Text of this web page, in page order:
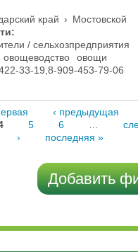
край › Мостовской
/ сельхозпредприятия
овощеводство
овощи
33-19,8-909-453-79-06
‹ предыдущая
5 6
›
последняя »
Добавить